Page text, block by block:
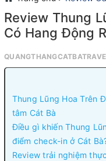
Review Thung
Có Hang Động
QUANGTHANGCATBATRAVE
Thung Lũng Hoa Trên
tâm Cát Bà
Điều gì khiến Thung
điểm check-in ở Cát
Review trải nghiệm